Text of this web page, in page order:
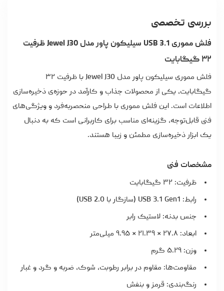
بررسی تخصصی
فلش مموری USB 3.1 سیلیکون پاور مدل Jewel J30 ظرفیت
۳۲ گیگابایت
فلش مموری سیلیکون پاور مدل Jewel J30 با ظرفیت ۳۲
گیگابایت، یکی از محصولات جذاب و کارآمد در حوزه‌ی ذخیره‌سازی
اطلاعات است. این فلش مموری با طراحی منحصربه‌فرد و ویژگی‌های
فنی قابل‌توجه، گزینه‌ای مناسب برای کاربرانی است که به دنبال
یک ابزار ذخیره‌سازی مطمئن و زیبا هستند.
مشخصات فنی
ظرفیت: ۳۲ گیگابایت
رابط: USB 3.1 Gen1 (سازگار با USB 2.0)
جنس بدنه: لاستیک رابر
ابعاد: ۲۷.۸ × ۲۱.۳۹ × ۹.۹۵ میلی‌متر
وزن: ۵.۲۹ گرم
مقاومت‌ها: مقاوم در برابر رطوبت، شوک، ضربه و گرد و غبار
رنگ‌بندی: قرمز و بنفش